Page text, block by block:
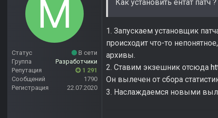
Статус
В сети
Группа
Разработчики
Репутация
1 291
Сообщений
1790
Регистрация
22.07.2020
Как установить ентат патч
1. Запускаем установщик
происходит что-то
архивы.
2. Ставим экзешник отсюда
Он вылечен от сбора
3. Наслаждаемся новыми